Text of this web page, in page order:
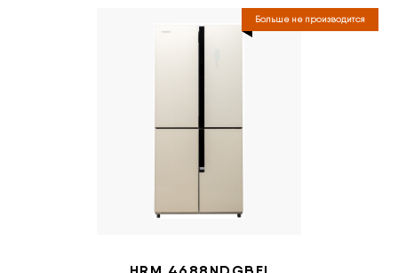
Больше не производится